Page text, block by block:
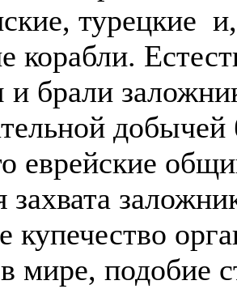
турецкие
корабли.
и брали
еврейские
захвата
купечество
мире, подобие